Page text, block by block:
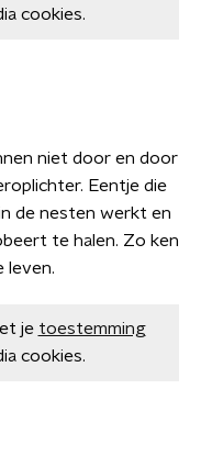
cookies.
niet door en door
Eentje die
de nesten werkt en
te halen. Zo ken
leven.
je toestemming
cookies.